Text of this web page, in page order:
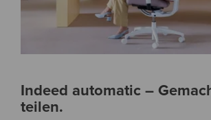
Indeed automatic –
teilen.